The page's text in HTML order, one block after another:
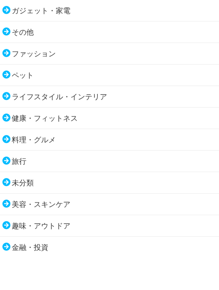
ガジェット・家電
その他
ファッション
ペット
ライフスタイル・インテリア
健康・フィットネス
料理・グルメ
旅行
未分類
美容・スキンケア
趣味・アウトドア
金融・投資